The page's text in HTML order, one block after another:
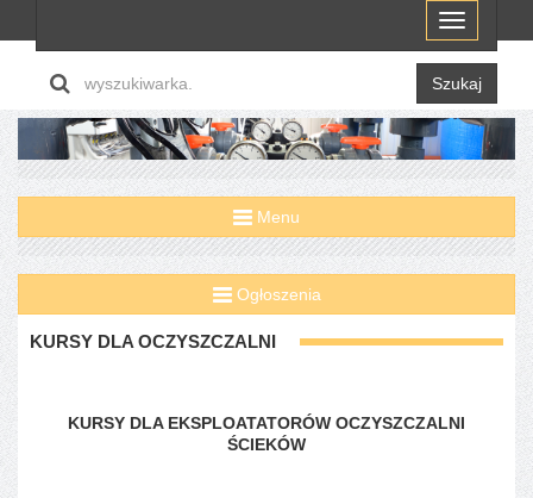
Menu
Szukaj
Menu
Ogłoszenia
KURSY DLA OCZYSZCZALNI
KURSY DLA EKSPLOATATORÓW OCZYSZCZALNI
ŚCIEKÓW